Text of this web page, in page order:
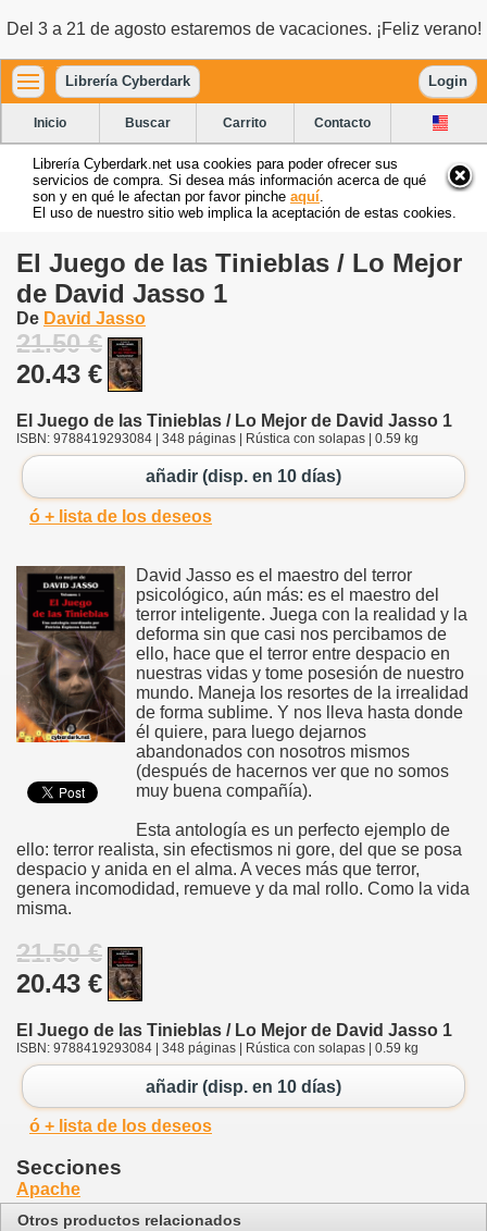
Del 3 a 21 de agosto estaremos de vacaciones. ¡Feliz verano!
Librería Cyberdark Login
Inicio Buscar Carrito Contacto
Librería Cyberdark.net usa cookies para poder ofrecer sus
servicios de compra. Si desea más información acerca de qué
son y en qué le afectan por favor pinche aquí
El uso de nuestro sitio web implica la aceptación de estas cookies.
El Juego de las Tinieblas / Lo Mejor
de David Jasso 1
De David Jasso
21.50 €
20.43 €
El Juego de las Tinieblas / Lo Mejor de David Jasso 1
ISBN: 9788419293084 | 348 páginas | Rústica con solapas | 0.59 kg
añadir (disp. en 10 días)
ó + lista de los deseos
David Jasso es el maestro del terror
psicológico, aún más: es el maestro del
terror inteligente. Juega con la realidad y la
deforma sin que casi nos percibamos de
ello, hace que el terror entre despacio en
nuestras vidas y tome posesión de nuestro
mundo. Maneja los resortes de la irrealidad
de forma sublime. Y nos lleva hasta donde
él quiere, para luego dejarnos
abandonados con nosotros mismos
(después de hacernos ver que no somos
muy buena compañía).
Esta antología es un perfecto ejemplo de
ello: terror realista, sin efectismos ni gore, del que se posa
despacio y anida en el alma. A veces más que terror,
genera incomodidad, remueve y da mal rollo. Como la vida
misma.
21.50 €
20.43 €
El Juego de las Tinieblas / Lo Mejor de David Jasso 1
ISBN: 9788419293084 | 348 páginas | Rústica con solapas | 0.59 kg
añadir (disp. en 10 días)
ó + lista de los deseos
Secciones
Apache
Otros productos relacionados